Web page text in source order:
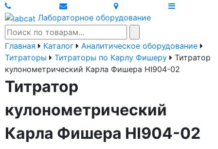
Лабораторное оборудование
Главная Каталог
Аналитическое оборудование
Титраторы
Титраторы по Карлу Фишеру
Титратор
кулонометрический Карла Фишера HI904-02
Титратор
кулонометрический
Карла Фишера HI904-02